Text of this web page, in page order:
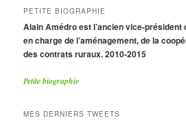
PETITE BIOGRAPHIE
Alain Amédro est l’ancien vice-président
en charge de l’aménagement, de la
des contrats ruraux. 2010-2015
Petite biographie
MES DERNIERS TWEETS